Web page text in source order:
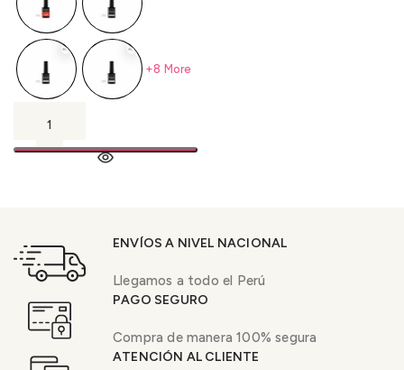
+8 More
ENVÍOS A NIVEL NACIONAL
Llegamos a todo el Perú
PAGO SEGURO
Compra de manera 100% segura
ATENCIÓN AL CLIENTE